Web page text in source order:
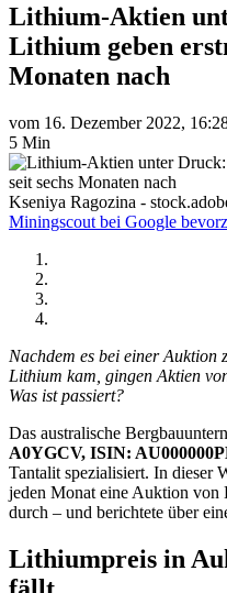
Lithium-Aktien
Lithium geben
Monaten nach
vom 16. Dezember 2022,
5 Min
Kseniya Ragozina -
Miningscout bei Google
Nachdem es bei einer Auktion
Lithium kam, gingen Aktien
Was ist passiert?
Das australische
A0YGCV, ISIN:
Tantalit spezialisiert. In dieser
jeden Monat eine Auktion
durch – und berichtete über
Lithiumpreis in